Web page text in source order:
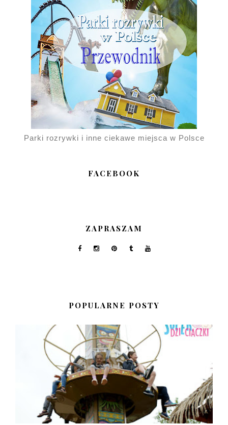
Parki rozrywki i inne ciekawe miejsca w Polsce
FACEBOOK
ZAPRASZAM
POPULARNE POSTY